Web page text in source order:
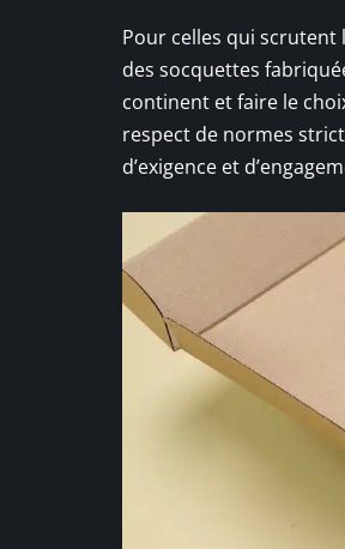
Pour celles qui scrutent
des socquettes
continent et faire le
respect de normes
d’exigence et